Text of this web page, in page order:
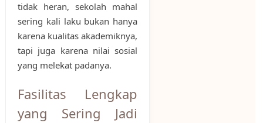
tidak heran, sekolah mahal
sering kali laku bukan hanya
karena kualitas akademiknya,
tapi juga karena nilai sosial
yang melekat padanya.
Fasilitas Lengkap
yang Sering Jadi